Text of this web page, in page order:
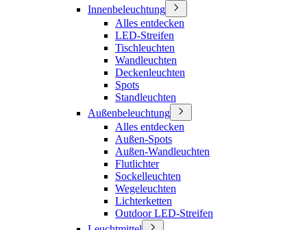
Innenbeleuchtung
Alles entdecken
LED-Streifen
Tischleuchten
Wandleuchten
Deckenleuchten
Spots
Standleuchten
Außenbeleuchtung
Alles entdecken
Außen-Spots
Außen-Wandleuchten
Flutlichter
Sockelleuchten
Wegeleuchten
Lichterketten
Outdoor LED-Streifen